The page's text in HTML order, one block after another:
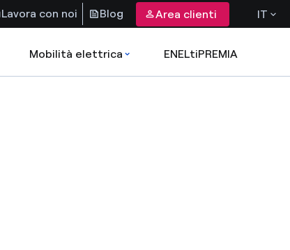
Lavora con noi Blog Area clienti IT
Mobilità elettrica ENELtiPREMIA